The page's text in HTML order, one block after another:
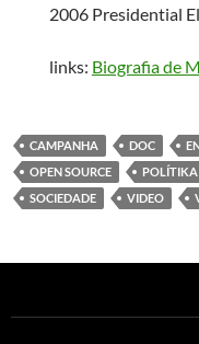
2006 Presidential
links: Biografia de
CAMPANHA DOC
OPEN SOURCE
POLÍTIKA
SOCIEDADE
VIDEO